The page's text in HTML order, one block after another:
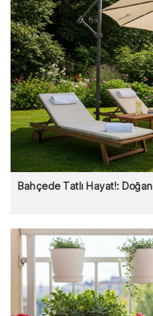
Bahçede Tatlı Hayat!: